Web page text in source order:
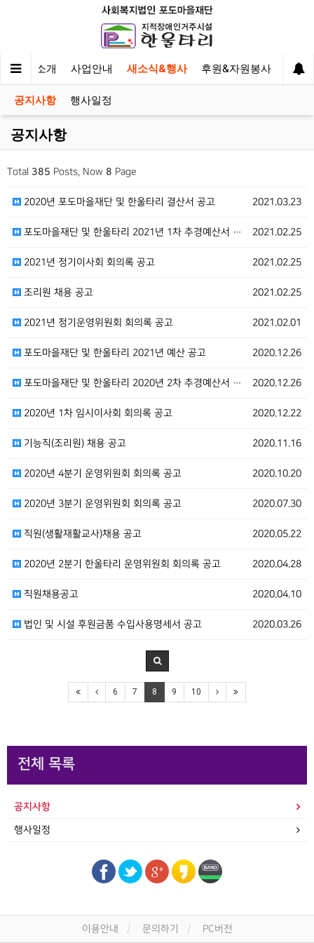
타리 소개 사업안내 새소식&행사 후원&자원봉사 이야
공지사항 행사일정
공지사항
Total 385 Posts, Now 8 Page
2021.03.23
2020년 포도마을재단 및 한울타리 결산서 공고
2021.02.25
포도마을재단 및 한울타리 2021년 1차 추경예산서 공…
2021.02.25
2021년 정기이사회 회의록 공고
2021.02.25
조리원 채용 공고
2021.02.01
2021년 정기운영위원회 회의록 공고
2020.12.26
포도마을재단 및 한울타리 2021년 예산 공고
2020.12.26
포도마을재단 및 한울타리 2020년 2차 추경예산서 공…
2020.12.22
2020년 1차 임시이사회 회의록 공고
2020.11.16
기능직(조리원) 채용 공고
2020.10.20
2020년 4분기 운영위원회 회의록 공고
2020.07.30
2020년 3분기 운영위원회 회의록 공고
2020.05.22
직원(생활재활교사)채용 공고
2020.04.28
2020년 2분기 한울타리 운영위원회 회의록 공고
2020.04.10
직원채용공고
2020.03.26
법인 및 시설 후원금품 수입사용명세서 공고
6 7 8 9 10
전체 목록
공지사항
행사일정
이용안내 문의하기 PC버전